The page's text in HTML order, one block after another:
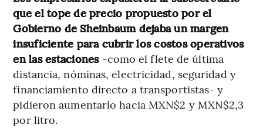
que el tope de precio propuesto por el
Gobierno de Sheinbaum dejaba un margen
insuficiente para cubrir los costos operativos
en las estaciones-como el flete de última
distancia, nóminas, electricidad, seguridad y
financiamiento directo a transportistas- y
pidieron aumentarlo hacia MXN$2 y MXN$2,3
por litro.